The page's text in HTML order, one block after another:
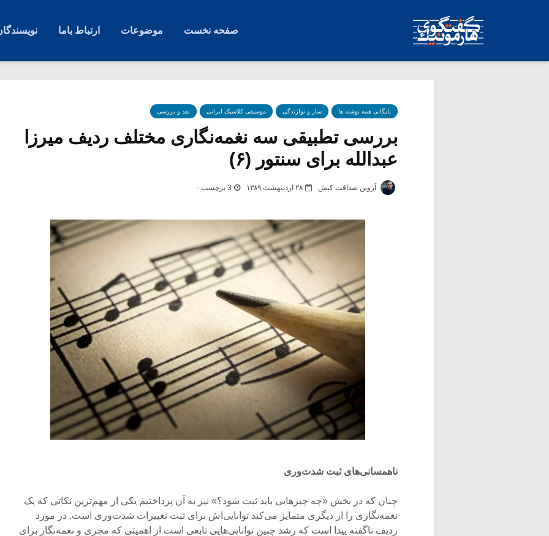
صفحه نخست موضوعات ارتباط باما
بایگانی همه نوشته ها ساز و نوازندگی موسیقی کلاسیک ایرانی نقد و بررسی
بررسی تطبیقی سه نغمه‌نگاری مختلف ردیف میرزا
عبدالله برای سنتور (۶)
آروین صداقت کیش ۲۸ اردیبهشت ۱۳۸۹ 3 برچسب -
ناهمسانی‌های ثبت شدت‌وری
چنان که در بخش «چه چیزهایی باید ثبت شود؟» نیز به آن پرداختیم یکی از مهم‌ترین نکاتی که یک
نغمه‌نگاری را از دیگری متمایز می‌کند توانایی‌اش برای ثبت تغییرات شدت‌وری است. در مورد
ردیف ناگفته پیدا است که رشد چنین توانایی‌هایی تابعی است از اهمیتی که مجری و نغمه‌نگار برای